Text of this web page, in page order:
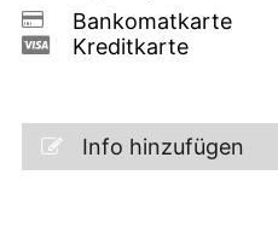
Bankomatkarte
Kreditkarte
Info hinzufügen